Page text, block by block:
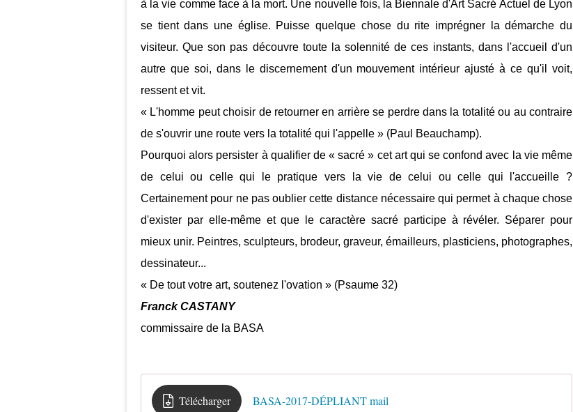
à la vie comme face à la mort. Une nouvelle fois, la Biennale d'Art Sacré Actuel de Lyon
se tient dans une église. Puisse quelque chose du rite imprégner la démarche du
visiteur. Que son pas découvre toute la solennité de ces instants, dans l'accueil d'un
autre que soi, dans le discernement d'un mouvement intérieur ajusté à ce qu'il voit,
ressent et vit.
« L'homme peut choisir de retourner en arrière se perdre dans la totalité ou au contraire
de s'ouvrir une route vers la totalité qui l'appelle » (Paul Beauchamp).
Pourquoi alors persister à qualifier de « sacré » cet art qui se confond avec la vie même
de celui ou celle qui le pratique vers la vie de celui ou celle qui l'accueille ?
Certainement pour ne pas oublier cette distance nécessaire qui permet à chaque chose
d'exister par elle-même et que le caractère sacré participe à révéler. Séparer pour
mieux unir. Peintres, sculpteurs, brodeur, graveur, émailleurs, plasticiens, photographes,
dessinateur...
« De tout votre art, soutenez l'ovation » (Psaume 32)
Franck CASTANY
commissaire de la BASA
Télécharger BASA-2017-DÉPLIANT mail